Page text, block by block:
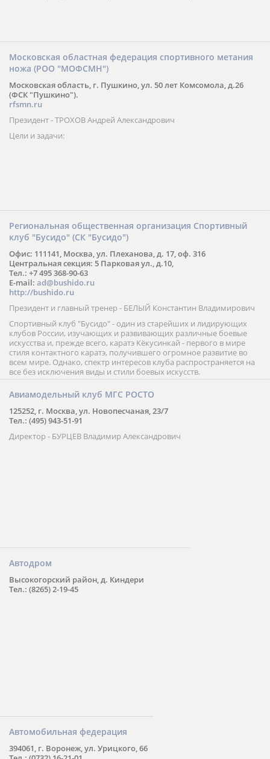
Московская областная федерация спортивного метания
ножа (РОО "МОФСМН")
Московская область, г. Пушкино, ул. 50 лет Комсомола, д.26
(ФСК "Пушкино").
rfsmn.ru
Президент - ТРОХОВ Андрей Александрович
Цели и задачи:
Региональная общественная организация Спортивный
клуб "Бусидо" (СК "Бусидо")
Офис: 111141, Москва, ул. Плеханова, д. 17, оф. 316
Центральная секция: 5 Парковая ул., д.10,
Тел.: +7 495 368-90-63
E-mail: ad@bushido.ru
http://bushido.ru
Президент и главный тренер - БЕЛЫЙ Константин Владимирович
Спортивный клуб "Бусидо" - один из старейших и лидирующих
клубов России, изучающих и развивающих различные боевые
искусства и, прежде всего, каратэ Кёкусинкай - первого в мире
стиля контактного каратэ, получившего огромное развитие во
всем мире. Однако, спектр интересов клуба распространяется на
все без исключения виды и стили боевых искусств.
Авиамодельный клуб МГС РОСТО
125252, г. Москва, ул. Новопесчаная, 23/7
Тел.: (495) 943-51-91
Директор - БУРЦЕВ Владимир Александрович
Автодром
Высокогорский район, д. Киндери
Тел.: (8265) 2-19-45
Автомобильная федерация
394061, г. Воронеж, ул. Урицкого, 66